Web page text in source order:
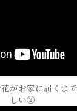
がお家に届くま
しい②